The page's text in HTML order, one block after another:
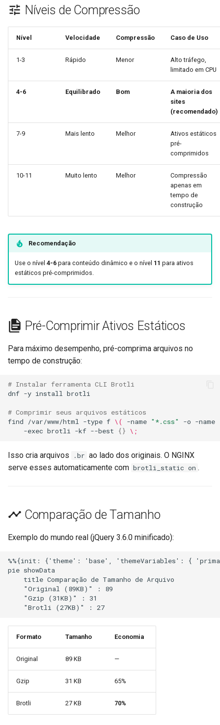
keyval
label
let
link
live-common
log-zmq
loop-detect
lua-upstream
markdown
memc
naxsi
nftset-access
perl
phantom-token
proxy-connect
pta
push-stream
nsq
ntlm
openssl
prettycjson
pubsub
rabbitmqstomp
rack
radixtree
redis-ratelimit
redis-util
redis
reqargs
requests
session
snappy
sniproxy
socket
Níveis de Compressão
Nível Velocidade Compressão Caso de Uso
1-3 Rápido Menor
Alto tráfego,
limitado em CPU
4-6 Equilibrado Bom
A maioria dos
sites
(recomendado)
7-9 Mais lento Melhor
Ativos estáticos
pré-
comprimidos
10-11 Muito lento Melhor
Compressão
apenas em
tempo de
construção
Recomendação
Use o nível 4-6para conteúdo dinâmico e o nível 11 para ativos
estáticos pré-comprimidos.
Pré-Comprimir Ativos Estáticos
Para máximo desempenho, pré-comprima arquivos no
tempo de construção:
# Instalar ferramenta CLI Brotli
dnf -y install brotli
# Comprimir seus arquivos estáticos
find
/var/www/html -type f \( -name "*.css" -o -name
-exec brotli -kf --best {} \;
Isso cria arquivos .br ao lado dos originais. O NGINX
serve esses automaticamente com brotli_static on .
Comparação de Tamanho
Exemplo do mundo real (jQuery 3.6.0 minificado):
%%{init: {'theme': 'base', 'themeVariables': {
pie showData
    title Comparação de Tamanho de Arquivo
    "Original (89KB)" : 89
    "Gzip (31KB)" : 31
    "Brotli (27KB)" : 27
Formato Tamanho Economia
Original 89 KB —
Gzip 31 KB 65%
Brotli 27 KB 70%